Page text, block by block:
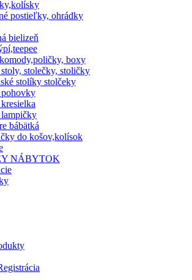
postieľky, ohrádky
bielizeň
boxy
stoly, stolečky, stoličky
stolíky stolčeky
bábätká
do košov,kolísok
NÁBYTOK